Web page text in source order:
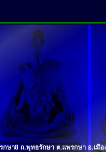
ษา8 ถ.พุทธรักษา ต.แพรกษา อ.เมือ